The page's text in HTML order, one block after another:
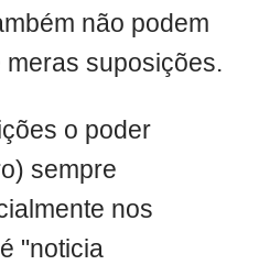
não podem
suposições.
o poder
sempre
nos
"noticia